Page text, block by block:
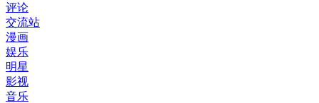
评论
交流站
漫画
娱乐
明星
影视
音乐